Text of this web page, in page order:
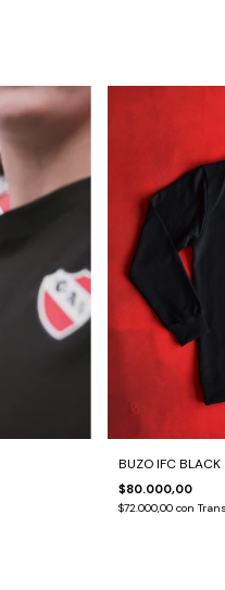
BUZO IFC BLACK
$80.000,00
$72.000,00 con